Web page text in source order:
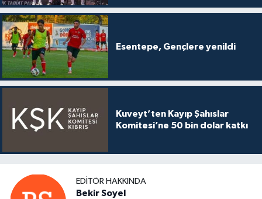
Esentepe, Gençlere yenildi
Kuveyt’ten Kayıp Şahıslar
Komitesi’ne 50 bin dolar katkı
EDITÖR HAKKINDA
Bekir Soyel